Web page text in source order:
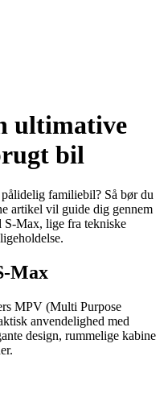
ultimative
bil
familiebil? Så bør du
artikel vil guide dig gennem
S-Max, lige fra tekniske
Max
MPV (Multi Purpose
anvendelighed med
design, rummelige kabine